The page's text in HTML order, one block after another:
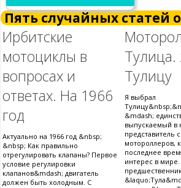
Пять случайных статей
Ирбитские
мотоциклы в
вопросах и
ответах. На 1966
год
Актуально на 1966 год &nbsp;
&nbsp; Как правильно
отрегулировать клапаны? Первое
условие регулировки
клапанов&mdash; двигатель
должен быть холодным. С
Тулица.
Тулицу
Я выбрал
&mdash;
выпускаемый в
представитель
мотороллеров,
последнее
интерес в мире.